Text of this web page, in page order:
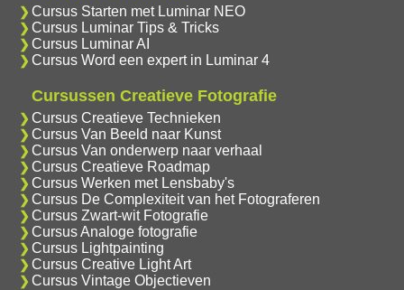
Cursus Starten met Luminar NEO
Cursus Luminar Tips & Tricks
Cursus Luminar AI
Cursus Word een expert in Luminar 4
Cursussen Creatieve Fotografie
Cursus Creatieve Technieken
Cursus Van Beeld naar Kunst
Cursus Van onderwerp naar verhaal
Cursus Creatieve Roadmap
Cursus Werken met Lensbaby's
Cursus De Complexiteit van het Fotograferen
Cursus Zwart-wit Fotografie
Cursus Analoge fotografie
Cursus Lightpainting
Cursus Creative Light Art
Cursus Vintage Objectieven